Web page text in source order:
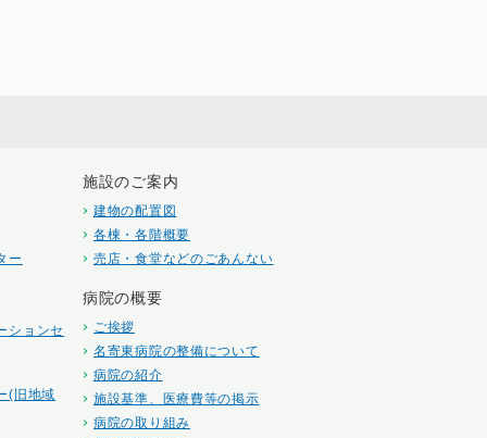
ー
ションセ
(旧地域
施設のご案内
建物の配置図
各棟・各階概要
売店・食堂などのごあんない
病院の概要
ご挨拶
名寄東病院の整備について
病院の紹介
施設基準、医療費等の掲示
病院の取り組み